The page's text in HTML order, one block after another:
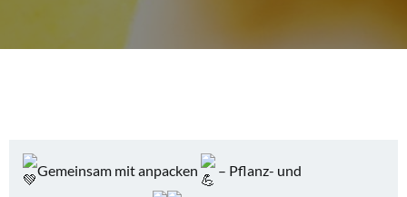
Gemeinsam mit anpacken – Pflanz- und